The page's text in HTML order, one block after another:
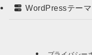
WordPressテーマ